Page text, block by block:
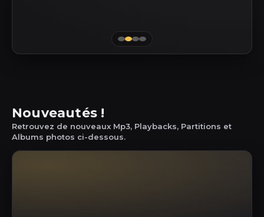
Nouveautés !
Retrouvez de nouveaux Mp3, Playbacks, Partitions et
Albums photos ci-dessous.